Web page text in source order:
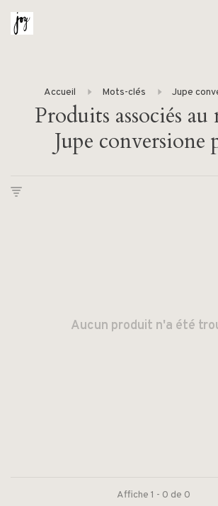
Accueil Mots-clés Jupe
Produits associés
Jupe conversione
Aucun produit n'a été
Affiche 1 - 0 de 0